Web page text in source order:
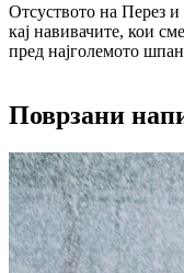
Отсуството на Перез
кај навивачите, кои
пред најголемото
Поврзани